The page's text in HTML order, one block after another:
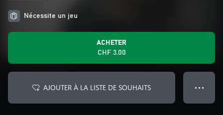
Nécessite un jeu
ACHETER
CHF 3.00
AJOUTER À LA LISTE DE SOUHAITS ● ● ●